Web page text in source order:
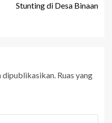
Stunting di Desa Binaan
dipublikasikan. Ruas yang